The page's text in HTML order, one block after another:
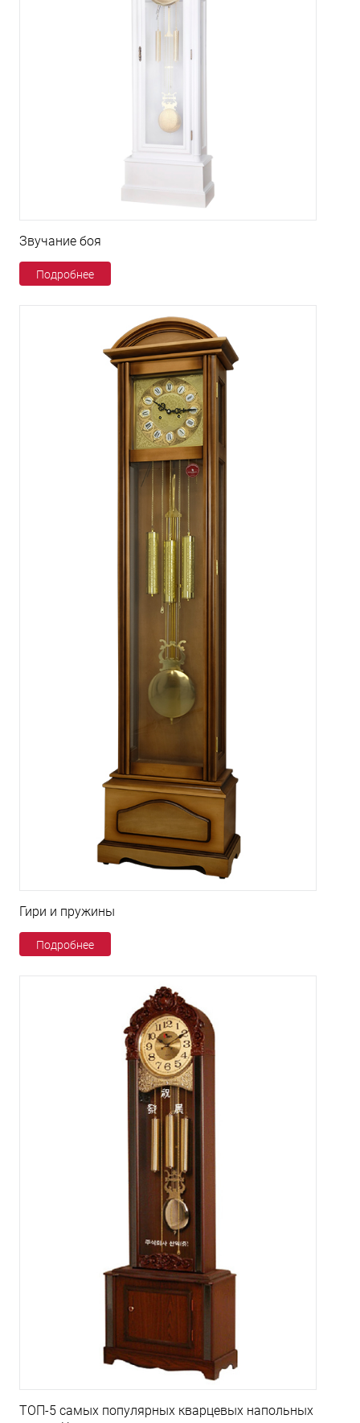
Звучание боя
Подробнее
Гири и пружины
Подробнее
ТОП-5 самых популярных кварцевых напольных